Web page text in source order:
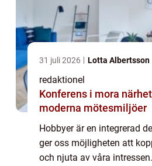
31 juli 2026 Lotta Albertsson
redaktionel
Konferens i mora närhet, natur och
moderna mötesmiljöer
Hobbyer är en integrerad
ger oss möjligheten att
och njuta av våra intressen.